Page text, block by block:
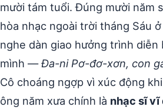
mười tám tuổi. Đúng mười năm
hòa nhạc ngoài trời tháng Sáu
nghe dàn giao hưởng trình diễn
mình —Đa-ni Pơ-đơ-xơn, con
Cô choáng ngợp vì xúc động
ông năm xưa chính là nhạc sĩ